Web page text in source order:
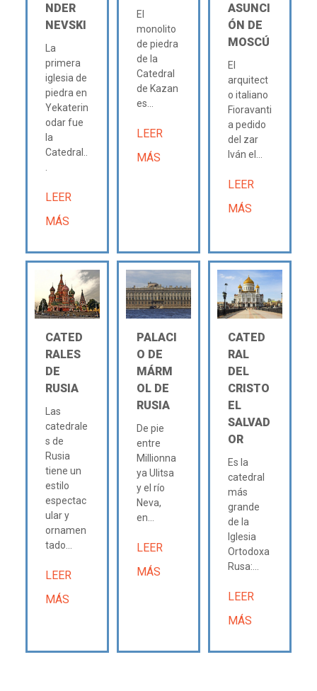
NDER
NEVSKI
La
primera
iglesia de
piedra en
Yekaterin
odar fue
la
Catedral..
LEER
MÁS
El
monolito
de piedra
de la
Catedral
de Kazan
es...
LEER
MÁS
ASUNCI
ÓN DE
MOSCÚ
El
arquitect
o italiano
Fioravanti
a pedido
del zar
Iván el...
LEER
MÁS
CATED
RALES
DE
RUSIA
Las
catedrale
s de
Rusia
tiene un
estilo
espectac
ular y
ornamen
tado...
LEER
MÁS
PALACI
O DE
MÁRM
OL DE
RUSIA
De pie
entre
Millionna
ya Ulitsa
y el río
Neva,
en...
LEER
MÁS
CATED
RAL
DEL
CRISTO
EL
SALVAD
OR
Es la
catedral
más
grande
de la
Iglesia
Ortodoxa
Rusa:...
LEER
MÁS